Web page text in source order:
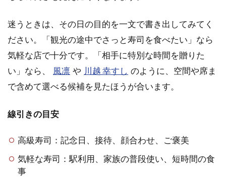
迷うときは、その日の目的を一文で書き出してみてく
ださい。「観光の途中でさっと寿司を食べたい」なら
気軽な店で十分です。「相手に特別な時間を贈りた
い」なら、
風凛 や 川越 幸すし のように、空間や席ま
で含めて選べる候補を見たほうが合います。
線引きの目安
高級寿司：記念日、接待、顔合わせ、ご褒美
気軽な寿司：駅利用、家族の普段使い、短時間の食
事